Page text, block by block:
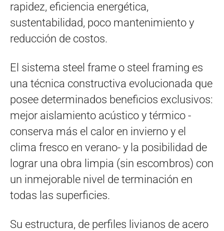
rapidez, eficiencia energética,
sustentabilidad, poco mantenimiento y
reducción de costos.
El sistema steel frame o steel framing es
una técnica constructiva evolucionada que
posee determinados beneficios exclusivos:
mejor aislamiento acústico y térmico -
conserva más el calor en invierno y el
clima fresco en verano- y la posibilidad de
lograr una obra limpia (sin escombros) con
un inmejorable nivel de terminación en
todas las superficies.
Su estructura, de perfiles livianos de acero